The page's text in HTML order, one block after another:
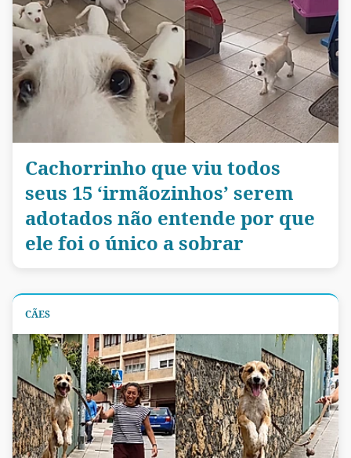
Cachorrinho que viu todos
seus 15 ‘irmãozinhos’ serem
adotados não entende por que
ele foi o único a sobrar
CÃES